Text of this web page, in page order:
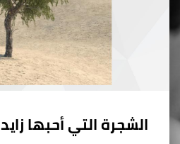
الشجرة التي أحبها زايد